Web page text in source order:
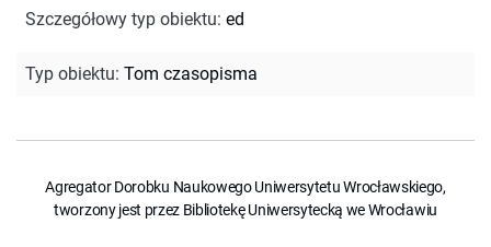
Szczegółowy typ obiektu: ed
Typ obiektu: Tom czasopisma
Agregator Dorobku Naukowego Uniwersytetu Wrocławskiego,
tworzony jest przez Bibliotekę Uniwersytecką we Wrocławiu